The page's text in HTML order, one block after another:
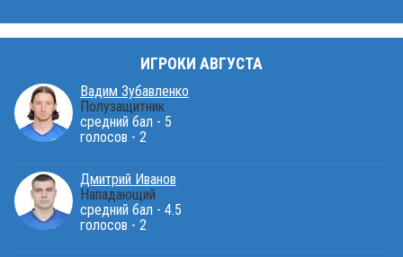
ИГРОКИ АВГУСТА
Вадим Зубавленко
Полузащитник
средний бал - 5
голосов - 2
Дмитрий Иванов
Нападающий
средний бал - 4.5
голосов - 2